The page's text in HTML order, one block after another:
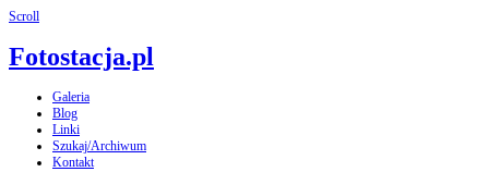
Scroll
Fotostacja.pl
Galeria
Blog
Linki
Szukaj/Archiwum
Kontakt